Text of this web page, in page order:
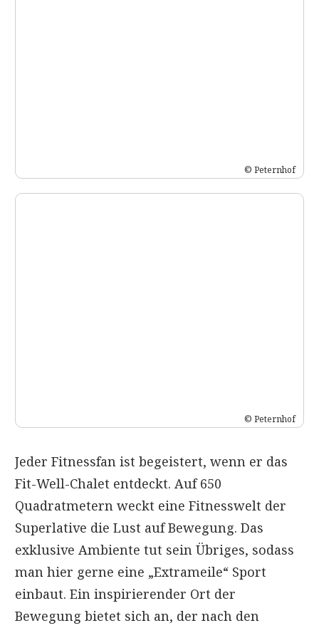
© Peternhof
© Peternhof
Jeder Fitnessfan ist begeistert, wenn er das
Fit-Well-Chalet entdeckt. Auf 650
Quadratmetern weckt eine Fitnesswelt der
Superlative die Lust auf Bewegung. Das
exklusive Ambiente tut sein Übriges, sodass
man hier gerne eine „Extrameile“ Sport
einbaut. Ein inspirierender Ort der
Bewegung bietet sich an, der nach den